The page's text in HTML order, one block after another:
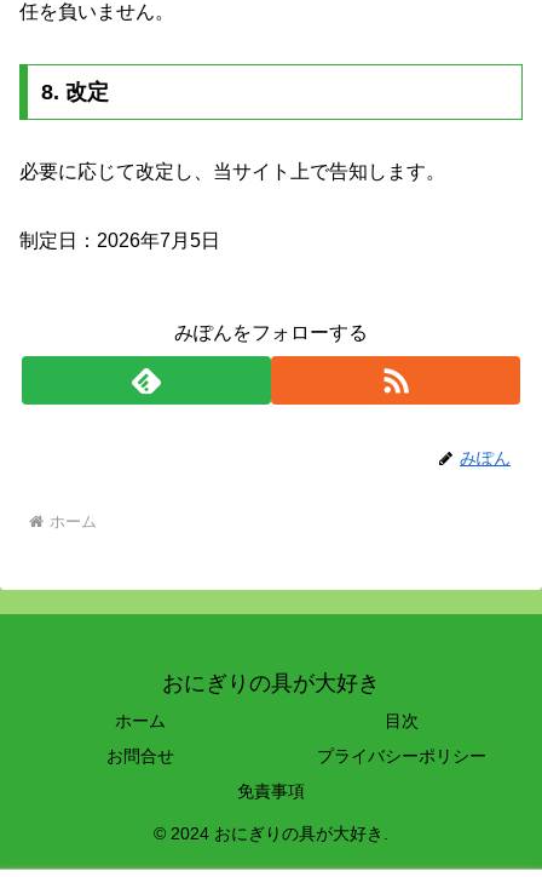
任を負いません。
8. 改定
必要に応じて改定し、当サイト上で告知します。
制定日：2026年7月5日
みぽんをフォローする
みぽん
ホーム
おにぎりの具が大好き
ホーム
目次
お問合せ
プライバシーポリシー
免責事項
© 2024 おにぎりの具が大好き.